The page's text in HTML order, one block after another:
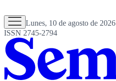
Lunes, 10 de agosto de 2026
ISSN 2745-2794